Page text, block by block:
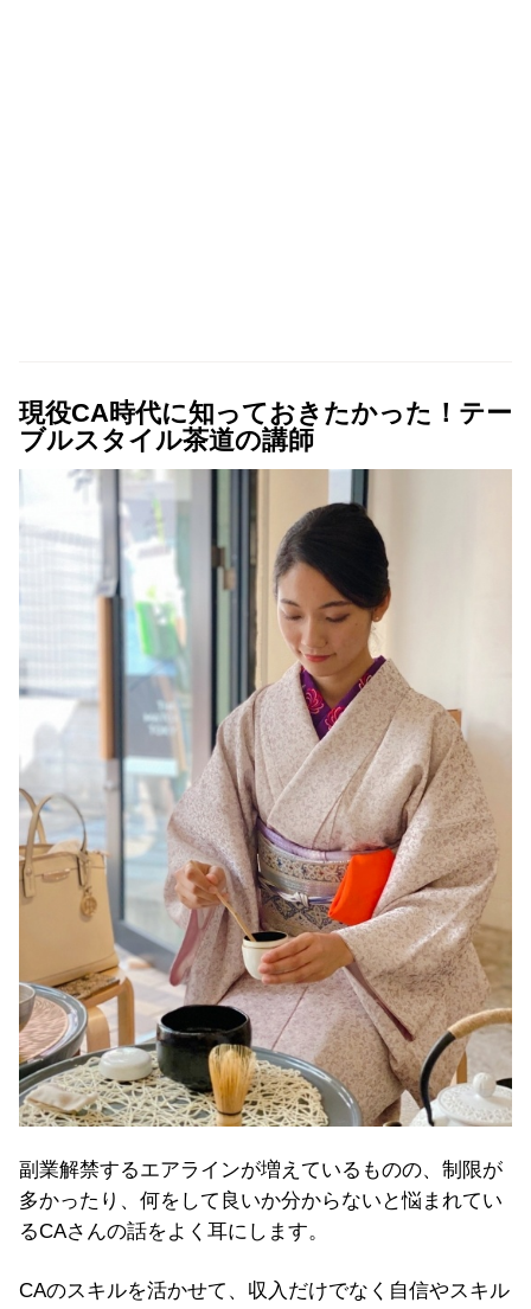
現役CA時代に知っておきたかった！テー
ブルスタイル茶道の講師
副業解禁するエアラインが増えているものの、制限が
多かったり、何をして良いか分からないと悩まれてい
るCAさんの話をよく耳にします。
CAのスキルを活かせて、収入だけでなく自信やスキル